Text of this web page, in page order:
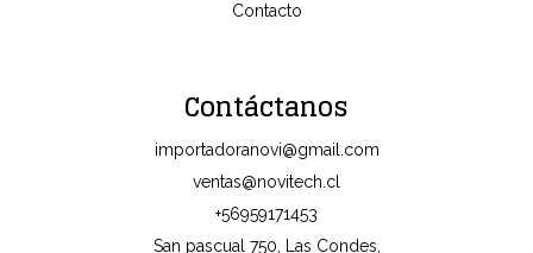
Contacto
Contáctanos
importadoranovi@gmail.com
ventas@novitech.cl
+56959171453
San pascual 750, Las Condes,